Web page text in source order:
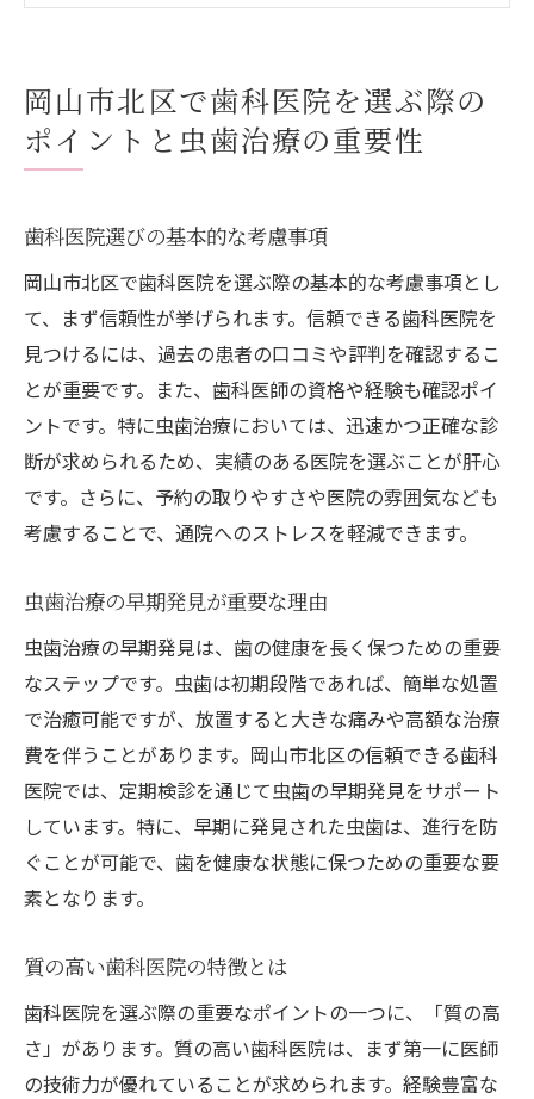
虫歯予防策を提供する医院の選択
虫歯治療のベストタイミングを知り岡山市北区
虫歯治療の適切な時期とは
定期検診の重要性について
岡山市北区の歯科医院の予約方法
症状別の治療法の選び方
子どもの虫歯治療のタイミング
生活に合わせた治療計画の立て方
信頼できる岡山市北区の歯科医院で安心の虫歯
治療を受ける方法
治療前のカウンセリングの重要性
安心して通える医院の特徴
治療における患者の不安解消法
最新の治療技術を導入している医院
痛みを和らげる治療法の選択
治療後のフォローアップサービス
虫歯治療を安心して受けるための岡山市北区の
歯科医院選びの秘訣
医院の実績を確認する方法
ネットの口コミの活用法
直接訪問での雰囲気確認
治療費用の透明性を確認
診療時間とアクセスの利便性
岡山市北区で歯科医院を選ぶ際の
ポイントと虫歯治療の重要性
歯科医院選びの基本的な考慮事項
岡山市北区で歯科医院を選ぶ際の基本的な考慮事項とし
て、まず信頼性が挙げられます。信頼できる歯科医院を
見つけるには、過去の患者の口コミや評判を確認するこ
とが重要です。また、歯科医師の資格や経験も確認ポイ
ントです。特に虫歯治療においては、迅速かつ正確な診
断が求められるため、実績のある医院を選ぶことが肝心
です。さらに、予約の取りやすさや医院の雰囲気なども
考慮することで、通院へのストレスを軽減できます。
虫歯治療の早期発見が重要な理由
虫歯治療の早期発見は、歯の健康を長く保つための重要
なステップです。虫歯は初期段階であれば、簡単な処置
で治癒可能ですが、放置すると大きな痛みや高額な治療
費を伴うことがあります。岡山市北区の信頼できる歯科
医院では、定期検診を通じて虫歯の早期発見をサポート
しています。特に、早期に発見された虫歯は、進行を防
ぐことが可能で、歯を健康な状態に保つための重要な要
素となります。
質の高い歯科医院の特徴とは
歯科医院を選ぶ際の重要なポイントの一つに、「質の高
さ」があります。質の高い歯科医院は、まず第一に医師
の技術力が優れていることが求められます。経験豊富な